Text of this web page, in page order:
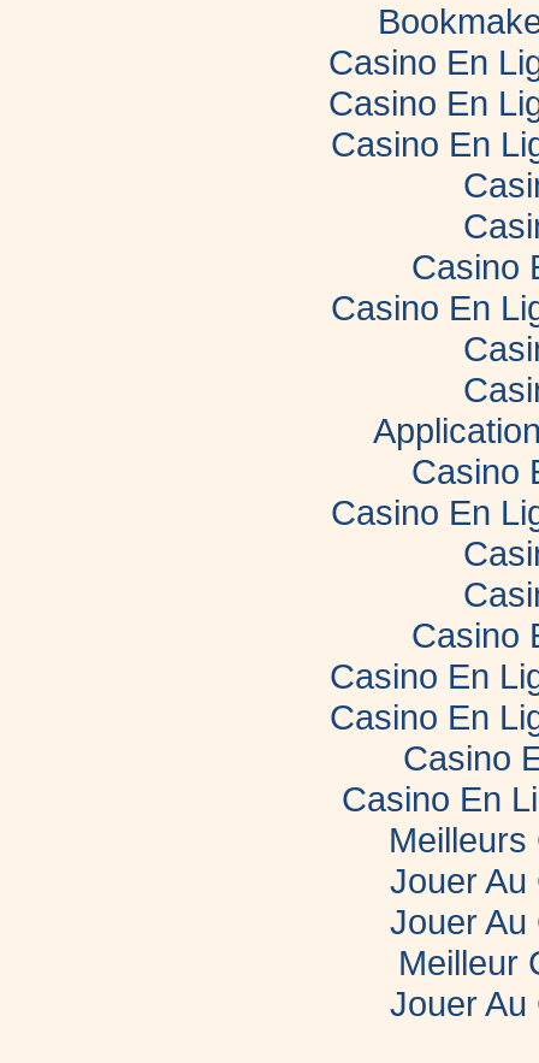
Casino En
Casino En
Casino En
Casino
Casino En
Casino
Casino En
Casino
Casino En
Casino En
Casino
Casino En
Meilleurs
Jouer Au
Jouer Au
Meilleur
Jouer Au